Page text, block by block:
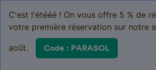
C'est l'étééé ! On vous offre 5 % de
votre première réservation sur notre
août. Code : PARASOL